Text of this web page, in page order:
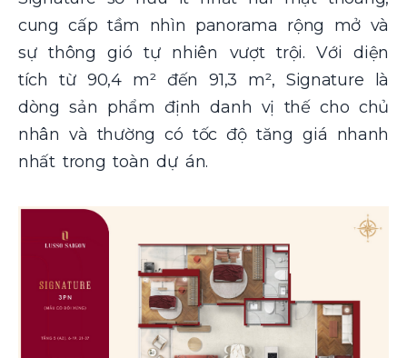
cung cấp tầm nhìn panorama rộng mở và
sự thông gió tự nhiên vượt trội. Với diện
tích từ 90,4 m² đến 91,3 m², Signature là
dòng sản phẩm định danh vị thế cho chủ
nhân và thường có tốc độ tăng giá nhanh
nhất trong toàn dự án.